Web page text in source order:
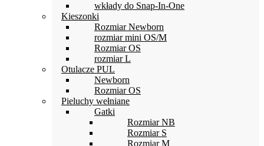
wkłady do Snap-In-One
Kieszonki
Rozmiar Newborn
rozmiar mini OS/M
Rozmiar OS
rozmiar L
Otulacze PUL
Newborn
Rozmiar OS
Pieluchy wełniane
Gatki
Rozmiar NB
Rozmiar S
Rozmiar M